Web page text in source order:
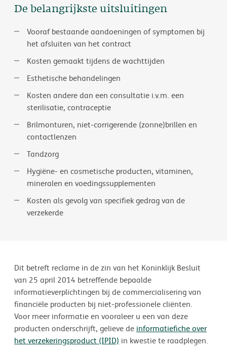
De belangrijkste uitsluitingen
Vooraf bestaande aandoeningen of symptomen bij
het afsluiten van het contract
Kosten gemaakt tijdens de wachttijden
Esthetische behandelingen
Kosten andere dan een consultatie i.v.m. een
sterilisatie, contraceptie
Brilmonturen, niet-corrigerende (zonne)brillen en
contactlenzen
Tandzorg
Hygiëne- en cosmetische producten, vitaminen,
mineralen en voedingssupplementen
Kosten als gevolg van specifiek gedrag van de
verzekerde
Dit betreft reclame in de zin van het Koninklijk Besluit
van 25 april 2014 betreffende bepaalde
informatieverplichtingen bij de commercialisering van
financiële producten bij niet-professionele cliënten.
Voor meer informatie en vooraleer u een van deze
producten onderschrijft, gelieve de informatiefiche over
het verzekeringsproduct (IPID) in kwestie te raadplegen.